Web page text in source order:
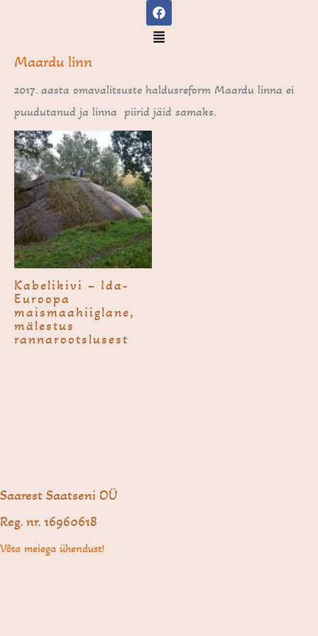
F
a
c
e
o
k
Menu
Maardu linn
2017. aasta omavalitsuste haldusreform Maardu linna ei
puudutanud ja linna piirid jäid samaks.
Kabeli­kivi – Ida-
Euroopa
maismaahiiglane,
mälestus
rannarootslusest
Saarest Saatseni OÜ
Reg. nr. 16960618
Võta meiega ühendust!